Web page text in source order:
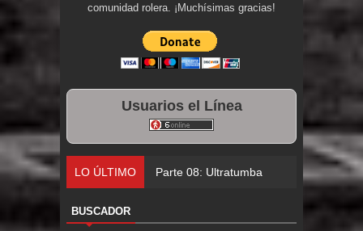
comunidad rolera. ¡Muchísimas gracias!
Usuarios el Línea
LO ÚLTIMO Parte 08: Ultratumba
BUSCADOR